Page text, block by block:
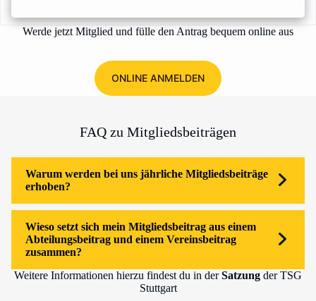
Werde jetzt Mitglied und fülle den Antrag bequem online aus
ONLINE ANMELDEN
FAQ zu Mitgliedsbeiträgen
Warum werden bei uns jährliche Mitgliedsbeiträge
erhoben?
Wieso setzt sich mein Mitgliedsbeitrag aus einem
Abteilungsbeitrag und einem Vereinsbeitrag
zusammen?
Weitere Informationen hierzu findest du in derSatzung der TSG
Stuttgart